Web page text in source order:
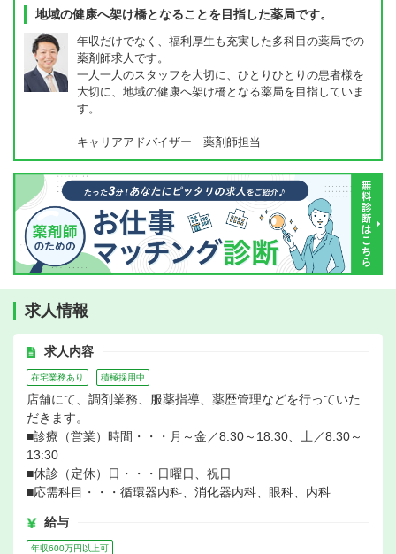
地域の健康へ架け橋となることを目指した薬局です。
年収だけでなく、福利厚生も充実した多科目の薬局での
薬剤師求人です。
一人一人のスタッフを大切に、ひとりひとりの患者様を
大切に、地域の健康へ架け橋となる薬局を目指していま
す。
キャリアアドバイザー 薬剤師担当
求人情報
求人内容
在宅業務あり 積極採用中
店舗にて、調剤業務、服薬指導、薬歴管理などを行っていた
だきます。
■診療（営業）時間・・・月～金／8:30～18:30、土／8:30～
13:30
■休診（定休）日・・・日曜日、祝日
■応需科目・・・循環器内科、消化器内科、眼科、内科
給与
年収600万円以上可